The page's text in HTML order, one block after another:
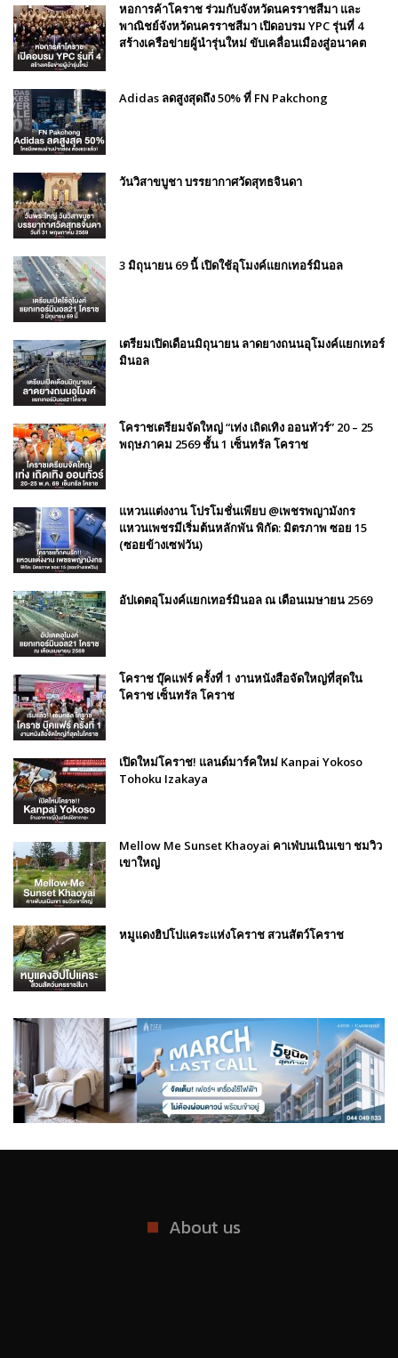
หอการค้าโคราช ร่วมกับจังหวัดนครราชสีมา และ
พาณิชย์จังหวัดนครราชสีมา เปิดอบรม YPC รุ่นที่ 4
สร้างเครือข่ายผู้นำรุ่นใหม่ ขับเคลื่อนเมืองสู่อนาคต
Adidas ลดสูงสุดถึง 50% ที่ FN Pakchong
วันวิสาขบูชา บรรยากาศวัดสุทธจินดา
3 มิถุนายน 69 นี้ เปิดใช้อุโมงค์แยกเทอร์มินอล
เตรียมเปิดเดือนมิถุนายน ลาดยางถนนอุโมงค์แยกเทอร์
มินอล
โคราชเตรียมจัดใหญ่ “เท่ง เถิดเทิง ออนทัวร์” 20 – 25
พฤษภาคม 2569 ชั้น 1 เซ็นทรัล โคราช
แหวนแต่งงาน โปรโมชั่นเพียบ @เพชรพญามังกร
แหวนเพชรมีเริ่มต้นหลักพัน พิกัด: มิตรภาพ ซอย 15
(ซอยข้างเซฟวัน)
อัปเดตอุโมงค์แยกเทอร์มินอล ณ เดือนเมษายน 2569
โคราช บุ๊คแฟร์​ ครั้งที่​ 1 งานหนังสือจัดใหญ่ที่สุดใน
โคราช เซ็นทรัล โคราช
เปิดใหม่โคราช! แลนด์มาร์คใหม่ Kanpai Yokoso
Tohoku Izakaya
Mellow Me Sunset Khaoyai คาเฟ่บนเนินเขา ชมวิว
เขาใหญ่
หมูแดงฮิปโปแคระแห่งโคราช สวนสัตว์โคราช
About us